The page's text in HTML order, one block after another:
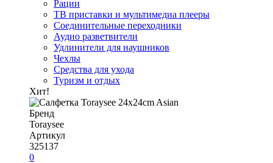
Рации
ТВ приставки и мультимедиа плееры
Соединительные переходники
Аудио разветвители
Удлинители для наушников
Чехлы
Средства для ухода
Туризм и отдых
Хит!
Бренд
Toraysee
Артикул
325137
0